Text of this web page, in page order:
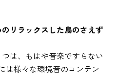
リラックスした鳥のさえず
は、もはや音楽ですらない
は様々な環境音のコンテン